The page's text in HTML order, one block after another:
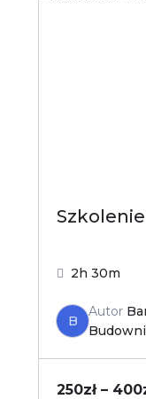
2h 30m
B
Autor
250zł – 400